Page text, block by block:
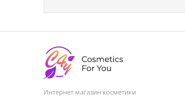
Интернет магазин косметики